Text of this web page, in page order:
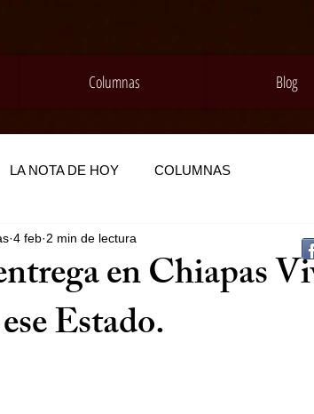
Columnas Blog
LA NOTA DE HOY COLUMNAS
en Chiapas
Estado.
4 feb 2 min de lectura